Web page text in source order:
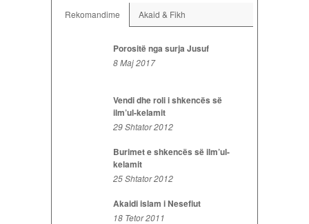
Rekomandime Akaid & Fikh
Porositë nga surja Jusuf
8 Maj 2017
Vendi dhe roli i shkencës së
ilm’ul-kelamit
29 Shtator 2012
Burimet e shkencës së ilm’ul-
kelamit
25 Shtator 2012
Akaidi islam i Nesefiut
18 Tetor 2011